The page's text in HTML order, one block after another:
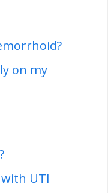
on my
UTI